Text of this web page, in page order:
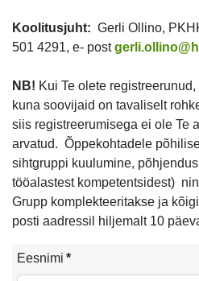
Koolitusjuht: Gerli Ollino,
501 4291, e- post
NB! Kui Te olete
kuna soovijaid on tavaliselt
siis registreerumisega ei ole Te
arvatud. Õppekohtadele
sihtgruppi kuulumine,
tööalastest kompetentsidest)
Grupp komplekteeritakse ja
posti aadressil hiljemalt 10
Eesnimi *